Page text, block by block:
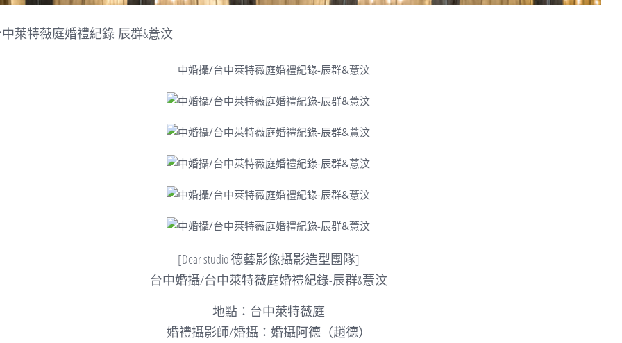
萊特薇庭婚禮紀錄-辰群&薏汶
[Dear studio 德藝影像攝影造型團隊]
台中婚攝/台中萊特薇庭婚禮紀錄-辰群&薏汶
地點：台中萊特薇庭
婚禮攝影師/婚攝：婚攝阿德（趙德）